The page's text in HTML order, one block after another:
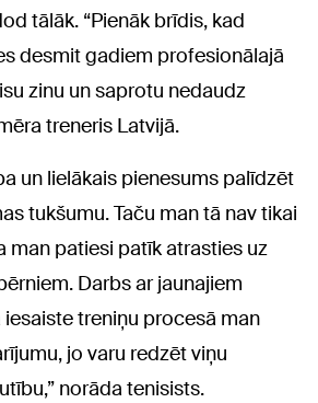
tālāk. “Pienāk brīdis, kad
desmit gadiem profesionālajā
zinu un saprotu nedaudz
treneris Latvijā.
un lielākais pienesums palīdzēt
tukšumu. Taču man tā nav tikai
man patiesi patīk atrasties uz
Darbs ar jaunajiem
treniņu procesā man
jo varu redzēt viņu
norāda tenisists.